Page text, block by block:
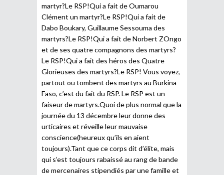
martyr?Le RSP!Qui a fait de Oumarou
Clément un martyr?Le RSP!Qui a fait de
Dabo Boukary, Guillaume Sessouma des
martyrs?Le RSP!Qui a fait de Norbert ZOngo
et de ses quatre compagnons des martyrs?
Le RSP!Qui a fait des héros des Quatre
Glorieuses des martyrs?Le RSP! Vous voyez,
partout ou tombent des martyrs au Burkina
Faso, c’est du fait du RSP. Le RSP est un
faiseur de martyrs.Quoi de plus normal que la
journée du 13 décembre leur donne des
urticaires et réveille leur mauvaise
conscience(heureux qu’ils en aient
toujours).Tant que ce corps dit d’élite, mais
qui s’est toujours rabaissé au rang de bande
de mercenaires stipendiés par une famille et